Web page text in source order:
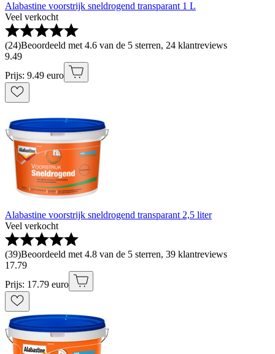
Alabastine voorstrijk sneldrogend transparant 1 L
Veel verkocht
(24)Beoordeeld met 4.6 van de 5 sterren, 24 klantreviews
9.49
Prijs: 9.49 euro
Alabastine voorstrijk sneldrogend transparant 2,5 liter
Veel verkocht
(39)Beoordeeld met 4.8 van de 5 sterren, 39 klantreviews
17.79
Prijs: 17.79 euro